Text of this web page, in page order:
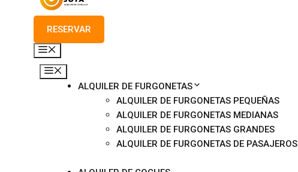
RESERVAR
ALQUILER DE FURGONETAS
ALQUILER DE FURGONETAS PEQUEÑAS
ALQUILER DE FURGONETAS MEDIANAS
ALQUILER DE FURGONETAS GRANDES
ALQUILER DE FURGONETAS DE PASAJEROS